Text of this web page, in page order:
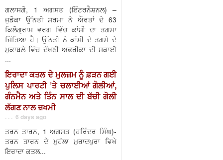
ਗਲਾਸਗੋ, 1 ਅਗਸਤ (ਇੰਟਰਨੈਸ਼ਨਲ) –
ਜੁਡੋਕਾ ਉੱਨਤੀ ਸ਼ਰਮਾ ਨੇ ਔਰਤਾਂ ਦੇ 63
ਕਿਲੋਗ੍ਰਾਮ ਵਰਗ ਵਿੱਚ ਕਾਂਸੀ ਦਾ ਤਗਮਾ
ਜਿੱਤਿਆ ਹੈ। ਉੱਨਤੀ ਨੇ ਕਾਂਸੀ ਦੇ ਤਗਮੇ ਦੇ
ਮੁਕਾਬਲੇ ਵਿੱਚ ਦੱਖਣੀ ਅਫਰੀਕਾ ਦੀ ਸਕਾਈ
...
ਇਰਾਦਾ ਕਤਲ ਦੇ ਮੁਲਜ਼ਮ ਨੂੰ ਫ਼ੜਨ ਗਈ
ਪੁਲਿਸ ਪਾਰਟੀ ’ਤੇ ਚਲਾਈਆਂ ਗੋਲੀਆਂ,
ਗੰਨਮੈਨ ਅਤੇ ਤਿੰਨ ਸਾਲ ਦੀ ਬੱਚੀ ਗੋਲੀ
ਲੱਗਣ ਨਾਲ ਜ਼ਖਮੀ
. . . 6 days ago
ਤਰਨ ਤਾਰਨ, 1 ਅਗਸਤ (ਹਰਿੰਦਰ ਸਿੰਘ)-
ਤਰਨ ਤਾਰਨ ਦੇ ਮੁਹੱਲਾ ਮੁਰਾਦਪੁਰਾ ਵਿਖੇ
ਇਰਾਦਾ ਕਤਲ...